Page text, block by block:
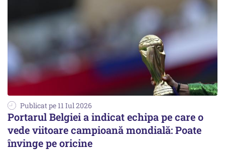
Publicat pe 11 Iul 2026
Portarul Belgiei a indicat echipa pe care o
vede viitoare campioană mondială: Poate
învinge pe oricine